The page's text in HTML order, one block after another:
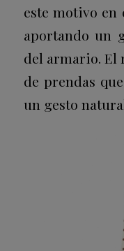
este motivo
aportando un
del armario. El
de prendas
un gesto